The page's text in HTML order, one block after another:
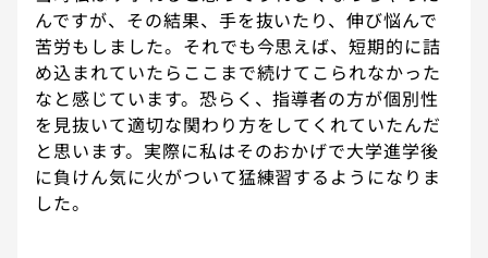
んですが、その結果、手を抜いたり、伸び悩んで
苦労もしました。それでも今思えば、短期的に詰
め込まれていたらここまで続けてこられなかった
なと感じています。恐らく、指導者の方が個別性
を見抜いて適切な関わり方をしてくれていたんだ
と思います。実際に私はそのおかげで大学進学後
に負けん気に火がついて猛練習するようになりま
した。